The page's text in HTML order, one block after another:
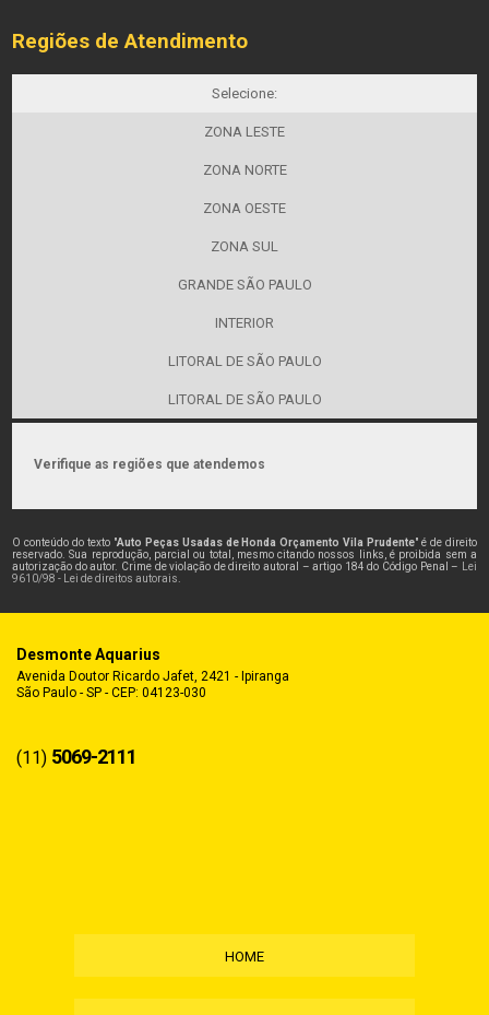
Regiões de Atendimento
Selecione:
ZONA LESTE
ZONA NORTE
ZONA OESTE
ZONA SUL
GRANDE SÃO PAULO
INTERIOR
LITORAL DE SÃO PAULO
LITORAL DE SÃO PAULO
Verifique as regiões que atendemos
O conteúdo do texto "Auto Peças Usadas de Honda Orçamento Vila Prudente" é de direito
reservado. Sua reprodução, parcial ou total, mesmo citando nossos links, é proibida sem a
autorização do autor. Crime de violação de direito autoral – artigo 184 do Código Penal –
Lei
9610/98 - Lei de direitos autorais
Desmonte Aquarius
Avenida Doutor Ricardo Jafet, 2421 - Ipiranga
São Paulo - SP - CEP: 04123-030
(11) 5069-2111
HOME